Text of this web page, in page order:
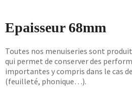
Epaisseur 68mm
Toutes nos menuiseries sont
qui permet de conserver des
importantes y compris dans le cas
(feuilleté, phonique…).